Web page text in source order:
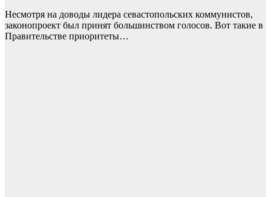
Несмотря на доводы лидера севастопольских коммунистов,
законопроект был принят большинством голосов. Вот такие в
Правительстве приоритеты…